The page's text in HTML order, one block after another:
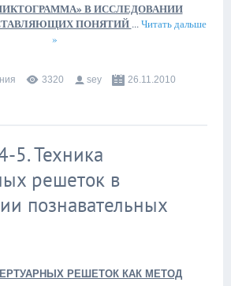
В ИССЛЕДОВАНИИ
ПОНЯТИЙ ...Читать дальше
»
3320 sey
26.11.2010
5. Техника
решеток в
познавательных
РЕШЕТОК КАК МЕТОД